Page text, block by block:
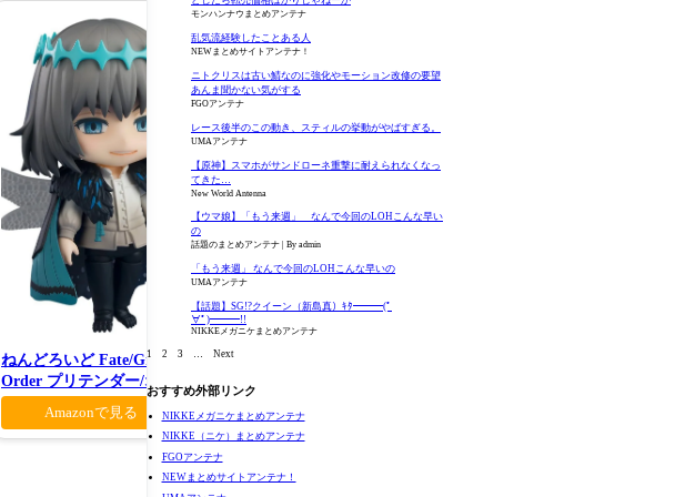
ねんどろいど Fate/Grand
Order プリテンダー/オベ
ロン ヴォーティガーン
Amazonで見る
Fate/Grand Order
Original Soundtrack
Ⅶ(初回仕様限定盤)
Amazonで見る
モンハンナウまとめアンテナ
乱気流経験したことある人
NEWまとめサイトアンテナ！
ニトクリスは古い鯖なのに強化やモーション改修の要望
あんま聞かない気がする
FGOアンテナ
レース後半のこの動き、スティルの挙動がやばすぎる。
UMAアンテナ
【原神】スマホがサンドローネ重撃に耐えられなくなっ
てきた…
New World Antenna
【ウマ娘】「もう来週」 なんで今回のLOHこんな早い
の
話題のまとめアンテナ By admin
「もう来週」 なんで今回のLOHこんな早いの
UMAアンテナ
【話題】SG!?クイーン（新島真）ｷﾀ━━━(ﾟ
∀ﾟ)━━━!!
NIKKEメガニケまとめアンテナ
1 2 3 Next
おすすめ外部リンク
NIKKEメガニケまとめアンテナ
NIKKE（ニケ）まとめアンテナ
FGOアンテナ
NEWまとめサイトアンテナ！